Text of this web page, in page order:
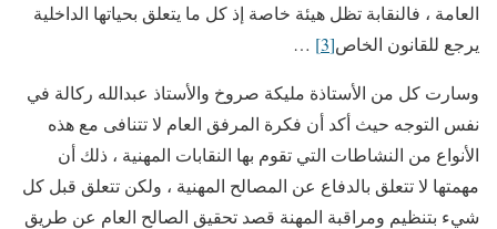
العامة ، فالنقابة تظل هيئة خاصة إذ كل ما يتعلق بحياتها الداخلية
يرجع للقانون الخاص[3]
…
وسارت كل من الأستاذة مليكة صروخ والأستاذ عبدالله ركالة في
نفس التوجه حيث أكد أن فكرة المرفق العام لا تتنافى مع هذه
الأنواع من النشاطات التي تقوم بها النقابات المهنية ، ذلك أن
مهمتها لا تتعلق بالدفاع عن المصالح المهنية ، ولكن تتعلق قبل كل
شيء بتنظيم ومراقبة المهنة قصد تحقيق الصالح العام عن طريق